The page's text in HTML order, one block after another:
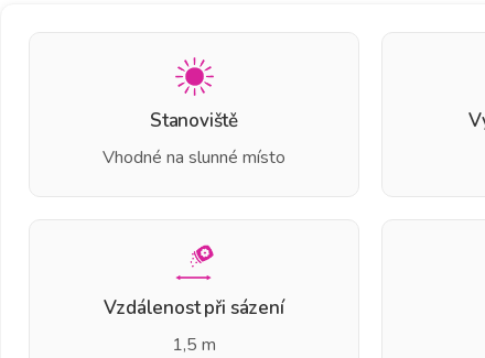
Stanoviště
Vhodné na slunné místo
Vzdálenost při sázení
1,5 m